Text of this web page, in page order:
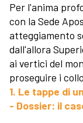
Per l'anima
con la Sede
atteggiamento
dall'allora
ai vertici del
proseguire i
1. Le tappe di
- Dossier: il